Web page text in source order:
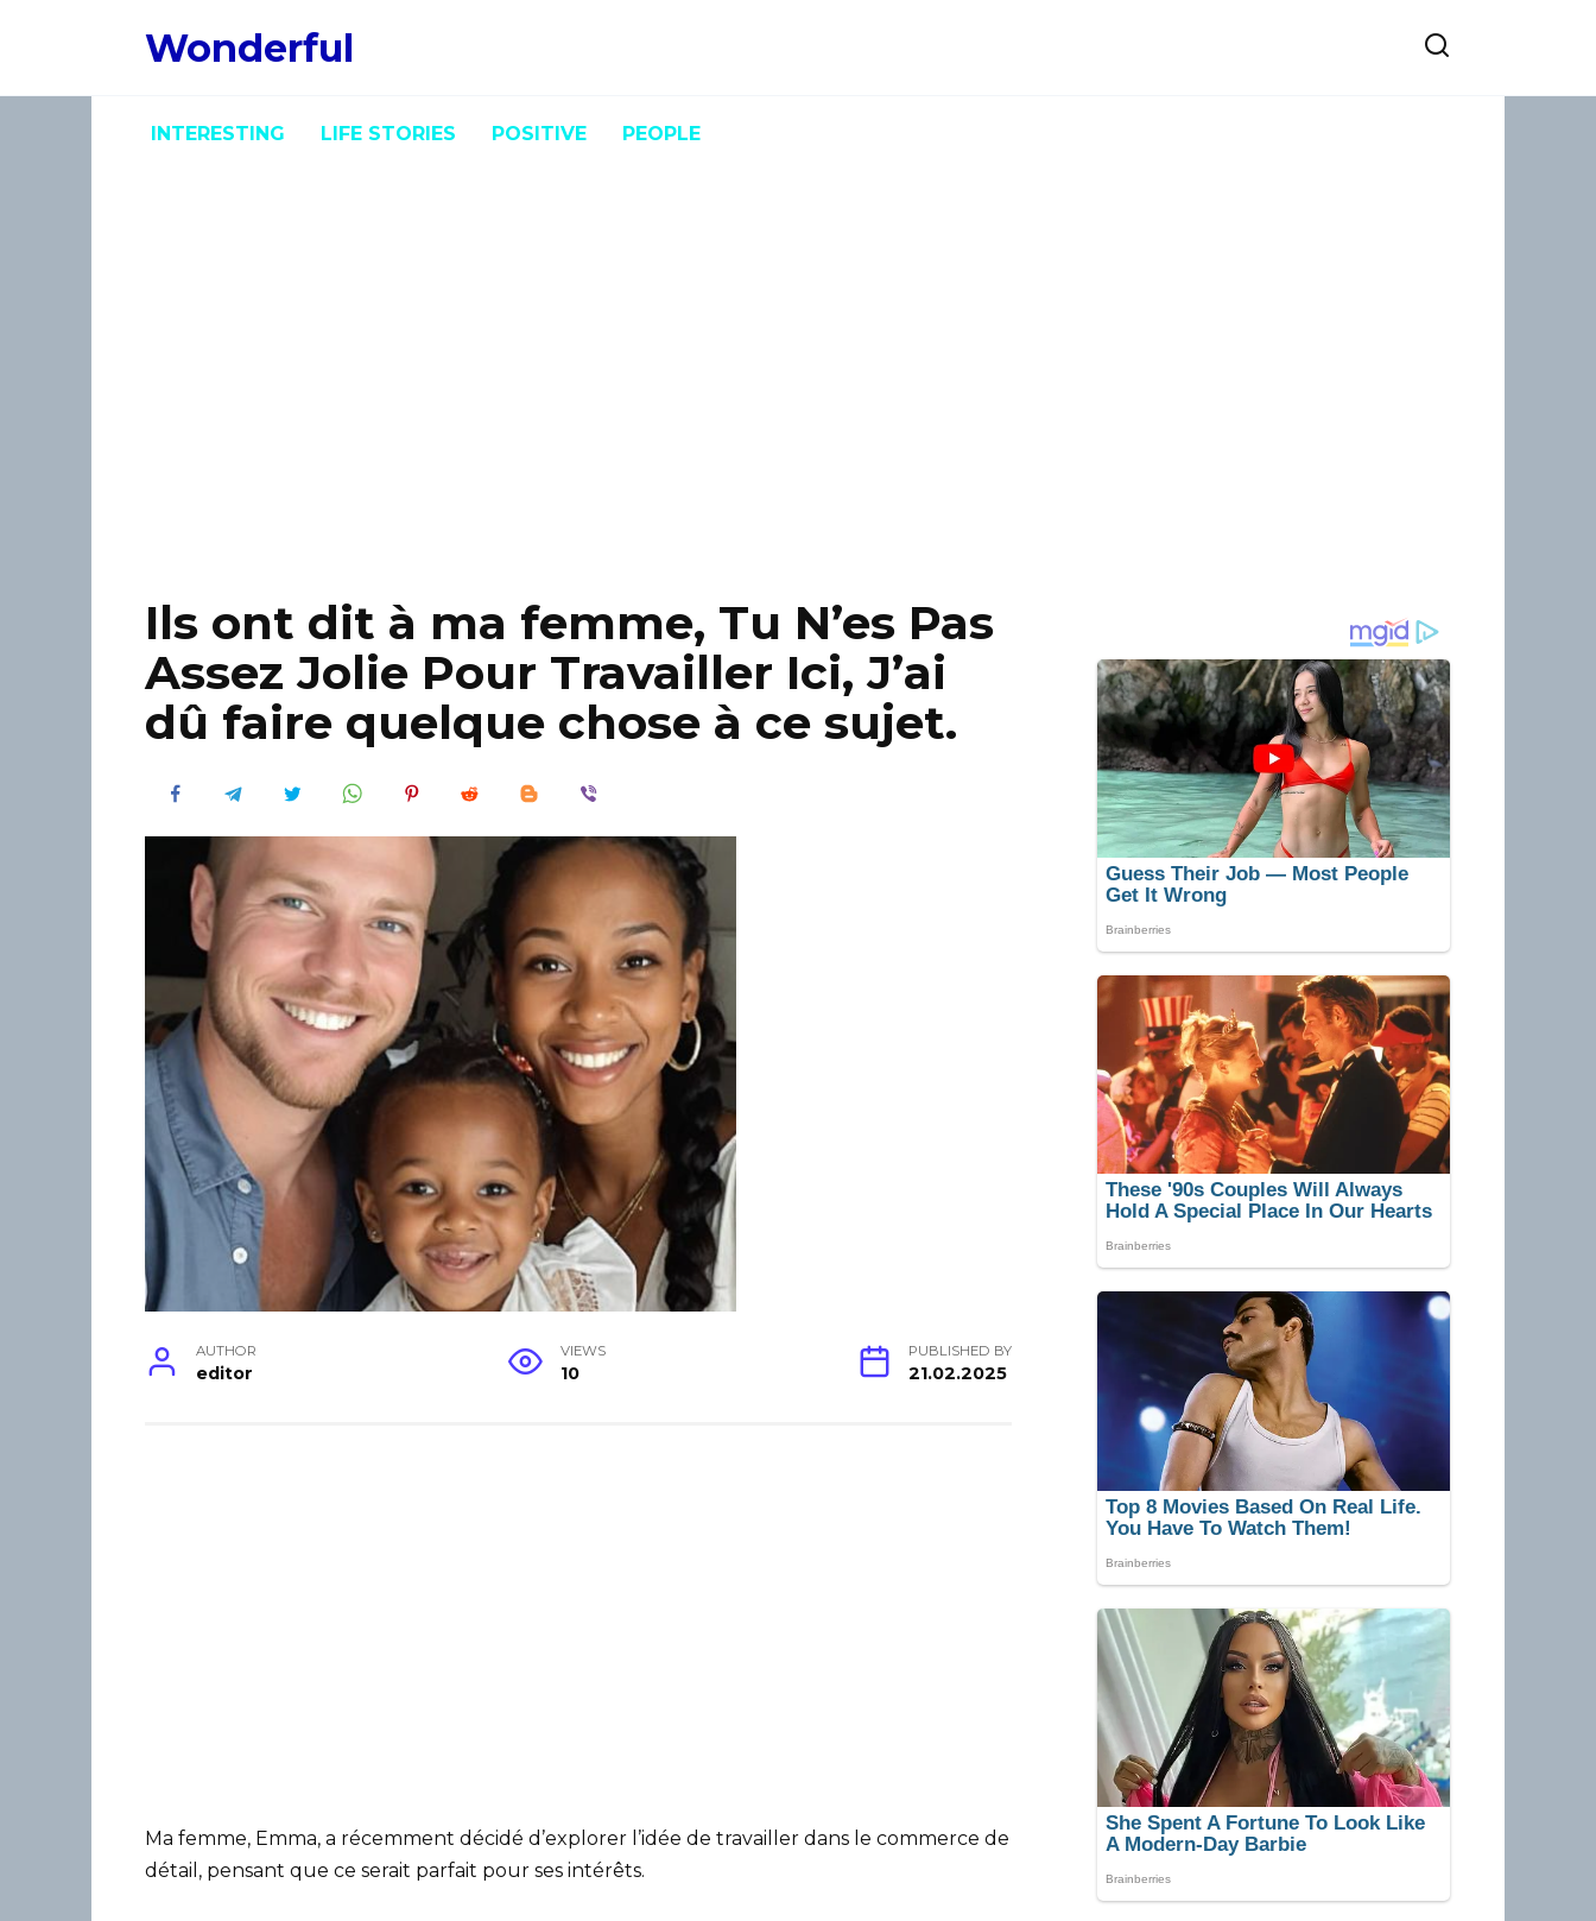
Wonderful
INTERESTING LIFE STORIES POSITIVE PEOPLE
Ils ont dit à ma femme, Tu N’es Pas
Assez Jolie Pour Travailler Ici, J’ai
dû faire quelque chose à ce sujet.
AUTHOR
editor
VIEWS
10
PUBLISHED BY
21.02.2025
Ma femme, Emma, a récemment décidé d’explorer l’idée de travailler dans le commerce de
détail, pensant que ce serait parfait pour ses intérêts.